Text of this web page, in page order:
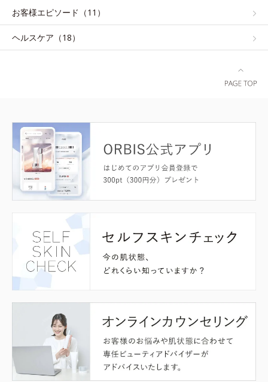
お客様エピソード（11）
ヘルスケア（18）